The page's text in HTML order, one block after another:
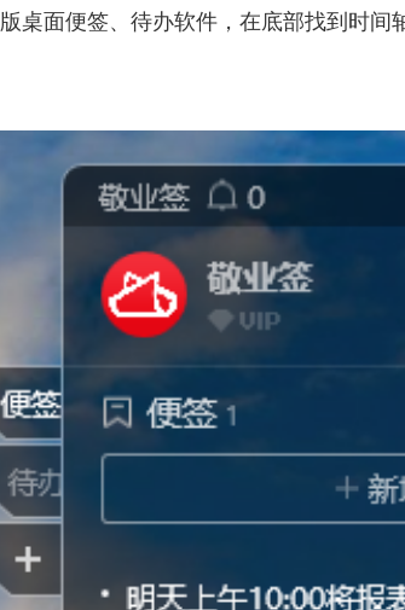
桌面便签、待办软件，在底部找到时间